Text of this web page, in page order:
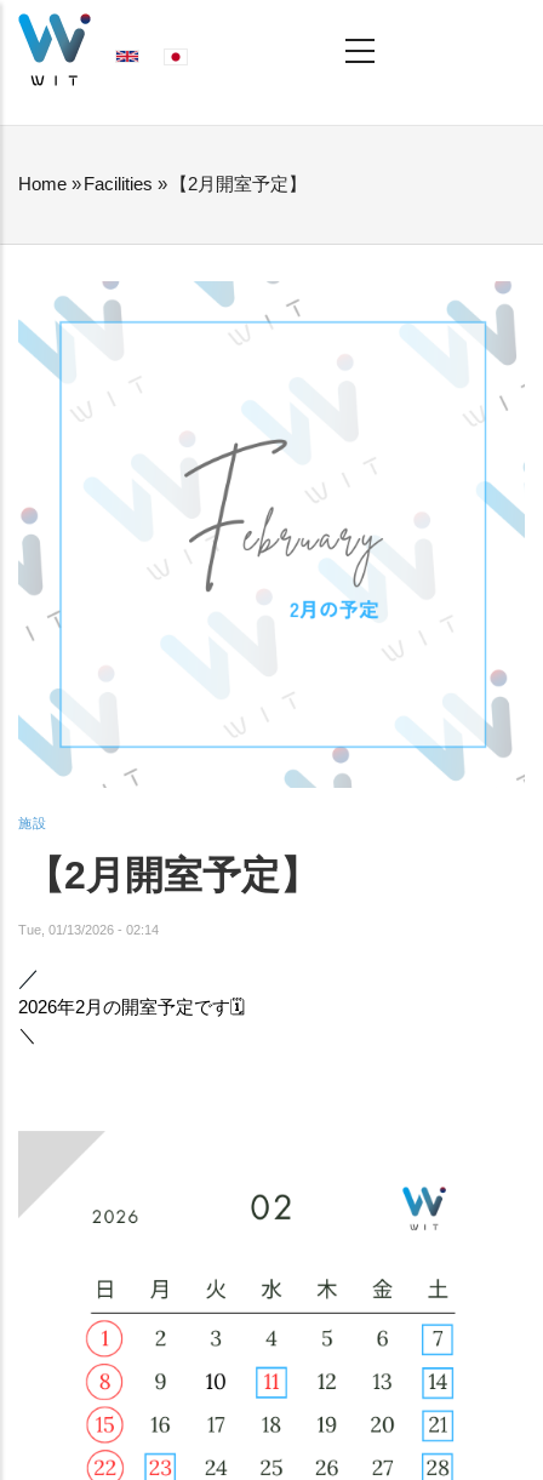
Skip
NAVIGATION
BREADCRUMB
Home »Facilities » 【2月開室予定】
施設
【2月開室予定】
Tue, 01/13/2026 - 02:14
／
2026年2月の開室予定です🗓️
＼